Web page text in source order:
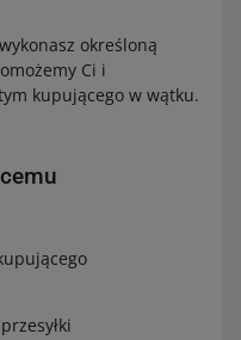
określoną
Ci i
kupującego w wątku.